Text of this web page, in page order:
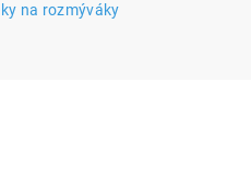
na rozmýváky